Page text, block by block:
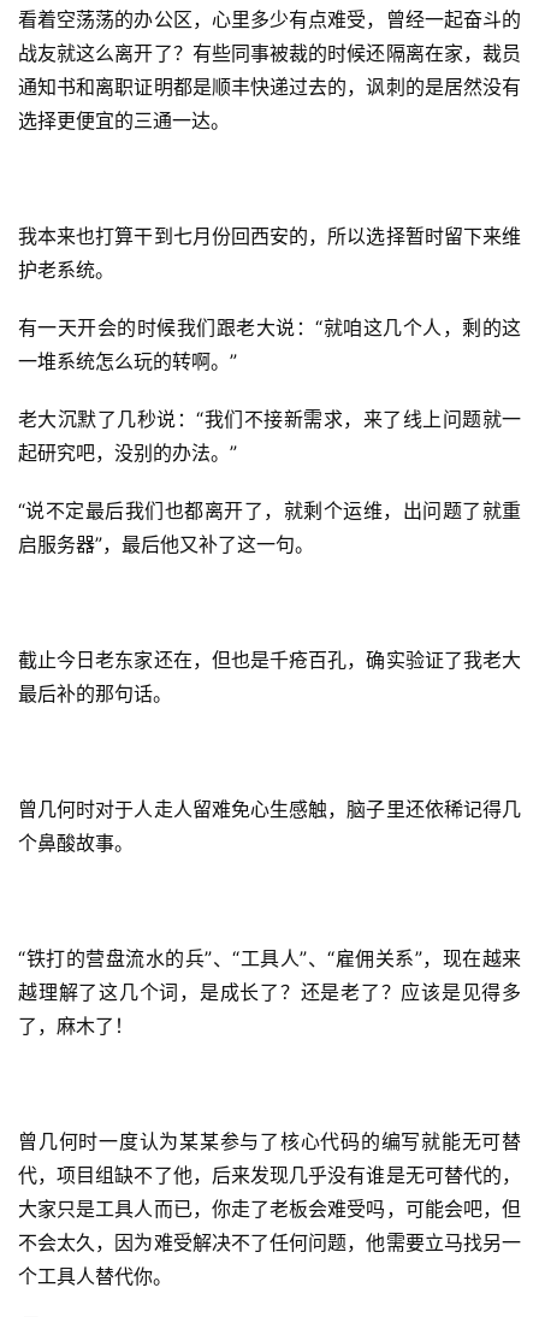
看着空荡荡的办公区，心里多少有点难受，曾经一起奋斗的
战友就这么离开了？有些同事被裁的时候还隔离在家，裁员
通知书和离职证明都是顺丰快递过去的，讽刺的是居然没有
选择更便宜的三通一达。
我本来也打算干到七月份回西安的，所以选择暂时留下来维
护老系统。
有一天开会的时候我们跟老大说：“就咱这几个人，剩的这
一堆系统怎么玩的转啊。”
老大沉默了几秒说：“我们不接新需求，来了线上问题就一
起研究吧，没别的办法。”
“说不定最后我们也都离开了，就剩个运维，出问题了就重
启服务器”，最后他又补了这一句。
截止今日老东家还在，但也是千疮百孔，确实验证了我老大
最后补的那句话。
曾几何时对于人走人留难免心生感触，脑子里还依稀记得几
个鼻酸故事。
“铁打的营盘流水的兵”、“工具人”、“雇佣关系”，现在越来
越理解了这几个词，是成长了？还是老了？应该是见得多
了，麻木了！
曾几何时一度认为某某参与了核心代码的编写就能无可替
代，项目组缺不了他，后来发现几乎没有谁是无可替代的，
大家只是工具人而已，你走了老板会难受吗，可能会吧，但
不会太久，因为难受解决不了任何问题，他需要立马找另一
个工具人替代你。